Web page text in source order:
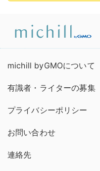
michill byGMOについて
有識者・ライターの募集
プライバシーポリシー
お問い合わせ
連絡先